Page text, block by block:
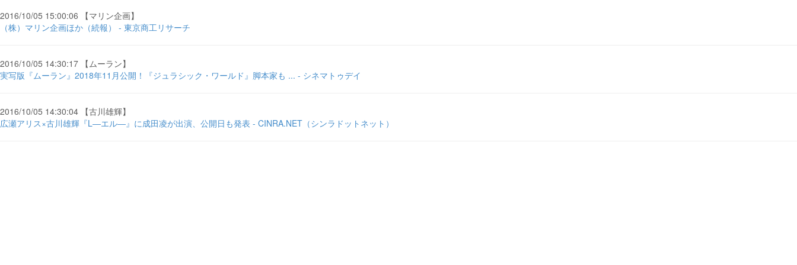
2016/10/05 15:00:06 【マリン企画】
（株）マリン企画ほか（続報） - 東京商工リサーチ
2016/10/05 14:30:17 【ムーラン】
実写版『ムーラン』2018年11月公開！『ジュラシック・ワールド』脚本家も ... - シネマトゥデイ
2016/10/05 14:30:04 【古川雄輝】
広瀬アリス×古川雄輝『L―エル―』に成田凌が出演、公開日も発表 - CINRA.NET（シンラドットネット）